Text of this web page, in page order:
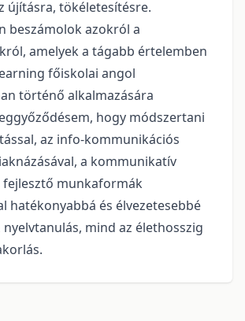
újításra, tökéletesítésre.
beszámolok azokról a
amelyek a tágabb értelemben
főiskolai angol
történő alkalmazására
hogy módszertani
az info-kommunikációs
a kommunikatív
munkaformák
hatékonyabbá és élvezetesebbé
mind az élethosszig